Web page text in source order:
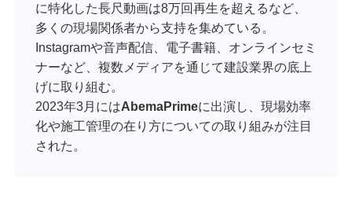
に特化した長尺動画は8万回再生を超えるなど、
多くの現場関係者から支持を集めている。
Instagramや音声配信、電子書籍、オンラインセミ
ナーなど、複数メディアを通じて建設業界の底上
げに取り組む。
2023年3月にはAbemaPrimeに出演し、現場効率
化や施工管理の在り方についての取り組みが注目
された。